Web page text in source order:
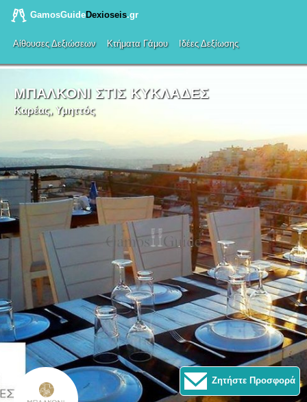
GamosGuideDexioseis.gr
Αίθουσες Δεξιώσεων Κτήματα Γάμου Ιδέες Δεξίωσης
ΜΠΑΛΚΟΝΙ ΣΤΙΣ ΚΥΚΛΑΔΕΣ
Καρέας, Υμηττός
Ζητήστε Προσφορά